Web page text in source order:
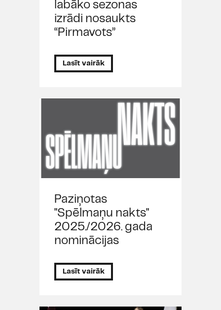
labāko sezonas
izrādi nosaukts
“Pirmavots”
Lasīt vairāk
Paziņotas
"Spēlmaņu nakts"
2025./2026. gada
nominācijas
Lasīt vairāk